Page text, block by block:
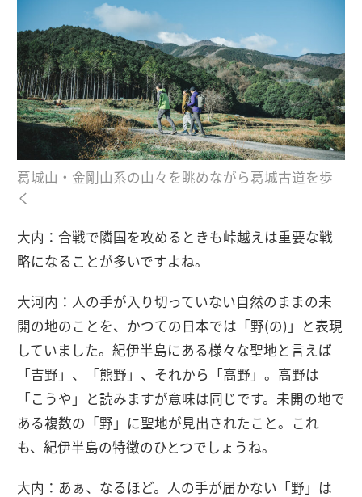
葛城山・金剛山系の山々を眺めながら葛城古道を歩
く
大内：合戦で隣国を攻めるときも峠越えは重要な戦
略になることが多いですよね。
大河内：人の手が入り切っていない自然のままの未
開の地のことを、かつての日本では「野(の)」と表現
していました。紀伊半島にある様々な聖地と言えば
「吉野」、「熊野」、それから「高野」。高野は
「こうや」と読みますが意味は同じです。未開の地で
ある複数の「野」に聖地が見出されたこと。これ
も、紀伊半島の特徴のひとつでしょうね。
大内：あぁ、なるほど。人の手が届かない「野」は